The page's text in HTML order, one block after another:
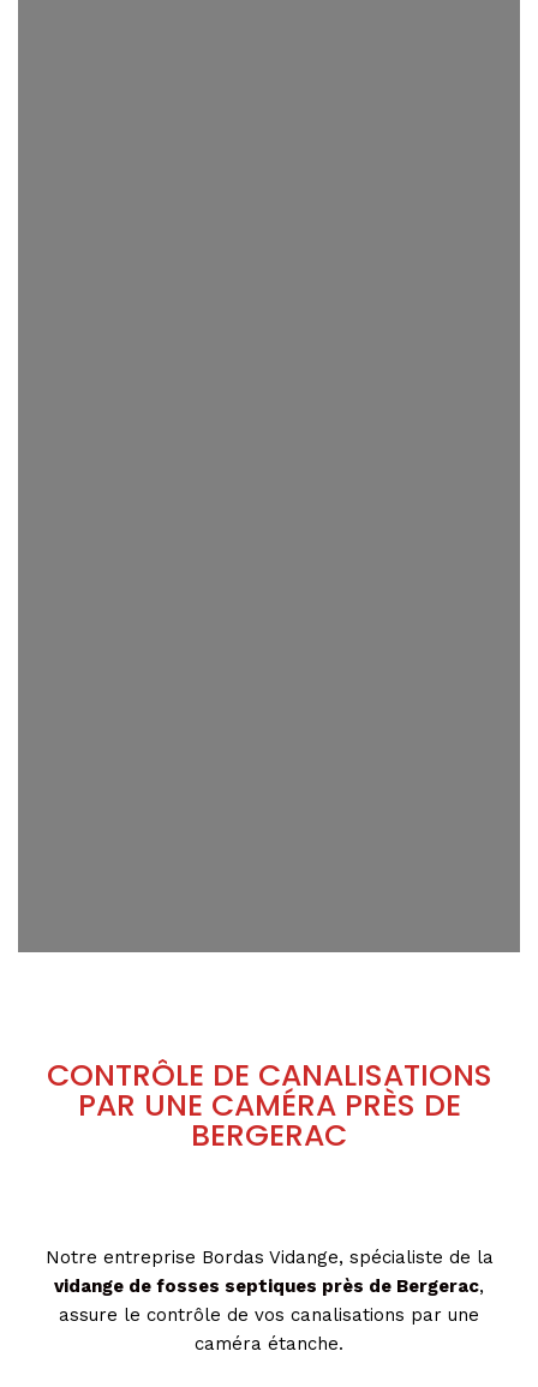
CONTRÔLE DE CANALISATIONS
PAR UNE CAMÉRA PRÈS DE
BERGERAC
Notre entreprise Bordas Vidange, spécialiste de la
vidange de fosses septiques près de Bergerac,
assure le contrôle de vos canalisations par une
caméra étanche.